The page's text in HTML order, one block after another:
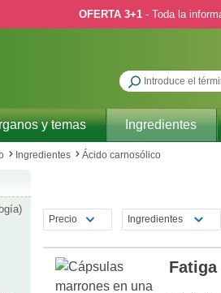
OFERTA 3+1- Toda la
y temas Ingredientes
Ingredientes Ácido carnosólico
Precio Ingredientes
Fatiga